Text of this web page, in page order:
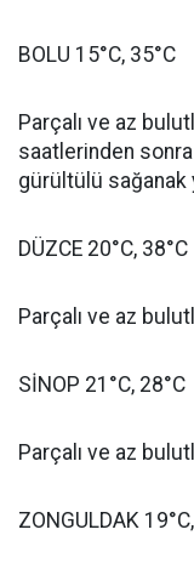
BOLU 15°C, 35°C
Parçalı ve az
saatlerinden
gürültülü sağanak
DÜZCE 20°C, 38°C
Parçalı ve az
SİNOP 21°C, 28°C
Parçalı ve az
ZONGULDAK